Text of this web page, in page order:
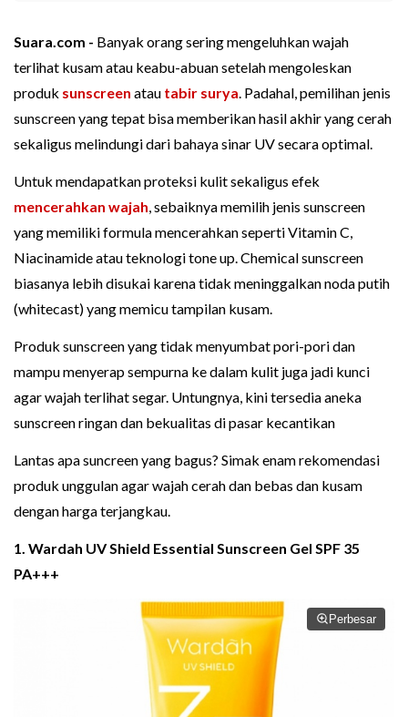
Suara.com - Banyak orang sering mengeluhkan wajah
terlihat kusam atau keabu-abuan setelah mengoleskan
produk sunscreen atau tabir surya. Padahal, pemilihan jenis
sunscreen yang tepat bisa memberikan hasil akhir yang cerah
sekaligus melindungi dari bahaya sinar UV secara optimal.
Untuk mendapatkan proteksi kulit sekaligus efek
mencerahkan wajah, sebaiknya memilih jenis sunscreen
yang memiliki formula mencerahkan seperti Vitamin C,
Niacinamide atau teknologi tone up. Chemical sunscreen
biasanya lebih disukai karena tidak meninggalkan noda putih
(whitecast) yang memicu tampilan kusam.
Produk sunscreen yang tidak menyumbat pori-pori dan
mampu menyerap sempurna ke dalam kulit juga jadi kunci
agar wajah terlihat segar. Untungnya, kini tersedia aneka
sunscreen ringan dan bekualitas di pasar kecantikan
Lantas apa suncreen yang bagus? Simak enam rekomendasi
produk unggulan agar wajah cerah dan bebas dan kusam
dengan harga terjangkau.
1. Wardah UV Shield Essential Sunscreen Gel SPF 35
PA+++
Perbesar